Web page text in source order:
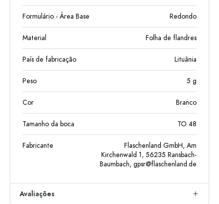
Formulário - Área Base Redondo
Material Folha de flandres
País de fabricação Lituânia
Peso 5 g
Cor Branco
Tamanho da boca TO 48
Fabricante
Flaschenland GmbH, Am
Kirchenwald 1, 56235 Ransbach-
Baumbach, gpsr@flaschenland.de
Avaliações